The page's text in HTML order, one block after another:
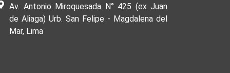
Av. Antonio Miroquesada N° 425 (ex Juan
de Aliaga) Urb. San Felipe - Magdalena del
Mar, Lima